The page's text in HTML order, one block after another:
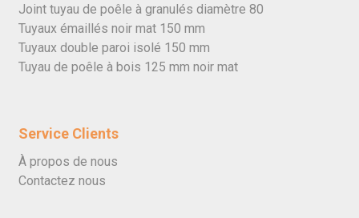
Joint tuyau de poêle à granulés diamètre 80
Tuyaux émaillés noir mat 150 mm
Tuyaux double paroi isolé 150 mm
Tuyau de poêle à bois 125 mm noir mat
Service Clients
À propos de nous
Contactez nous